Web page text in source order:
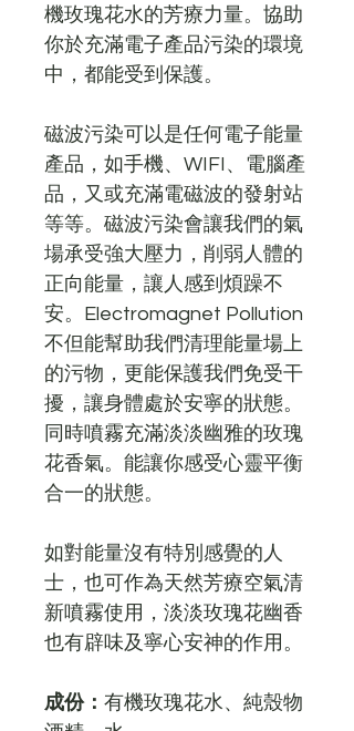
機玫瑰花水的芳療力量。協助
你於充滿電子產品污染的環境
中，都能受到保護。
磁波污染可以是任何電子能量
產品，如手機、 WIFI、電腦產
品，又或充滿電磁波的發射站
等等。磁波污染會讓我們的氣
場承受強大壓力，削弱人體的
正向能量，讓人感到煩躁不
安。Electromagnet Pollution
不但能幫助我們清理能量場上
的污物，更能保護我們免受干
擾，讓身體處於安寧的狀態。
同時噴霧充滿淡淡幽雅的玫瑰
花香氣。能讓你感受心靈平衡
合一的狀態。
如對能量沒有特別感覺的人
士，也可作為天然芳療空氣清
新噴霧使用，淡淡玫瑰花幽香
也有辟味及寧心安神的作用。
成份： 有機玫瑰花水、純殼物